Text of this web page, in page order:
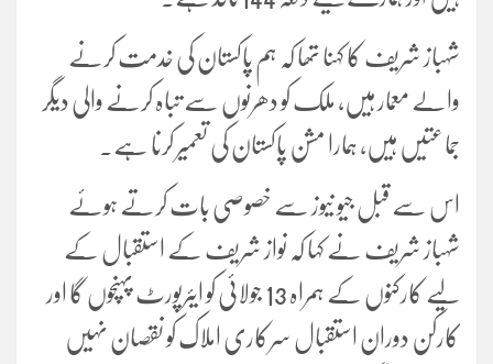
شہباز شریف کا کہنا تھا کہ ہم پاکستان کی خدمت کرنے
والے معمار ہیں، ملک کو دھرنوں سے تباہ کرنے والی دیگر
جماعتیں ہیں، ہمارا مشن پاکستان کی تعمیر کرنا ہے۔
اس سے قبل جیو نیوز سے خصوصی بات کرتے ہوئے
شہباز شریف نے کہا کہ نواز شریف کے استقبال کے
لیے کارکنوں کے ہمراہ 13 جولائی کو ایئرپورٹ پہنچوں گا اور
کارکن دوران استقبال سرکاری املاک کو نقصان نہیں